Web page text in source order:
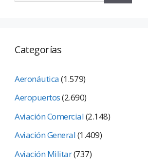
Categorías
Aeronáutica(1.579)
Aeropuertos(2.690)
Aviación Comercial(2.148)
Aviación General(1.409)
Aviación Militar(737)